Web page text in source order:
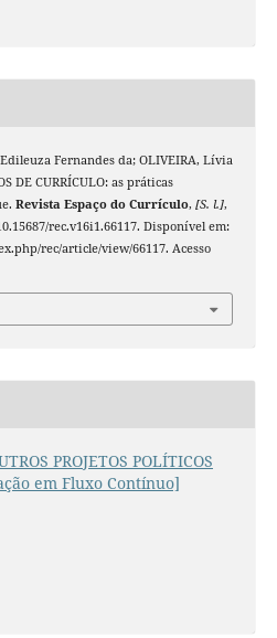
Fernandes da; OLIVEIRA, Lívia
DE CURRÍCULO: as práticas
Revista Espaço do Currículo, [S. l.],
rec.v16i1.66117. Disponível em:
rec/article/view/66117. Acesso
PROJETOS POLÍTICOS
em Fluxo Contínuo]